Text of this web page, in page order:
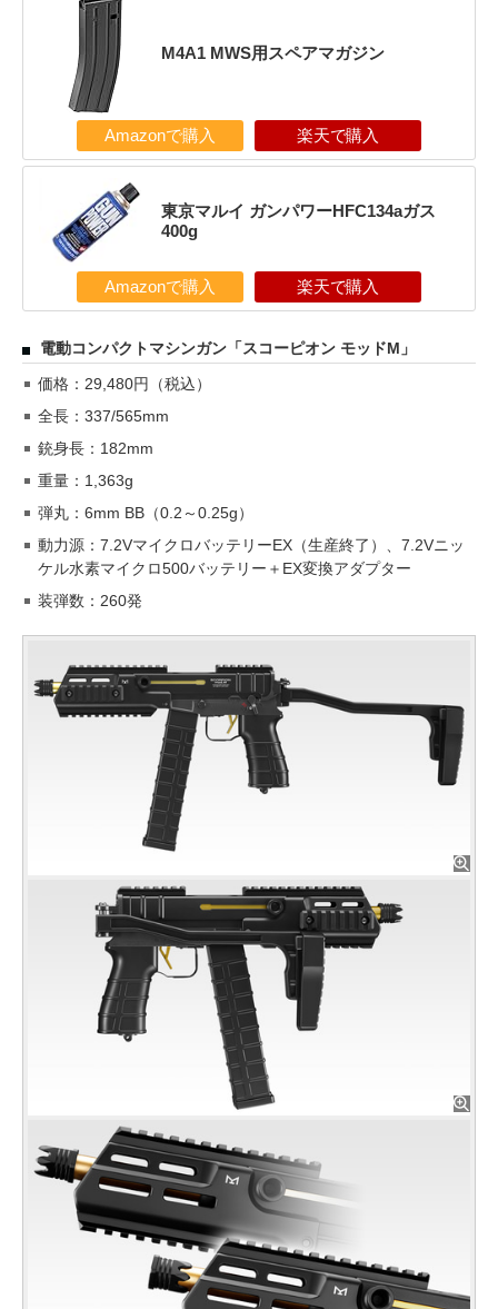
M4A1 MWS用スペアマガジン
Amazonで購入 楽天で購入
東京マルイ ガンパワーHFC134aガス
400g
Amazonで購入 楽天で購入
電動コンパクトマシンガン「スコーピオン モッドM」
価格：29,480円（税込）
全長：337/565mm
銃身長：182mm
重量：1,363g
弾丸：6mm BB（0.2～0.25g）
動力源：7.2VマイクロバッテリーEX（生産終了）、7.2Vニッ
ケル水素マイクロ500バッテリー＋EX変換アダプター
装弾数：260発